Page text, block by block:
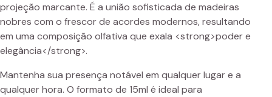
projeção marcante. É a união sofisticada de madeiras
nobres com o frescor de acordes modernos, resultando
em uma composição olfativa que exala <strong>poder e
elegância</strong>.
Mantenha sua presença notável em qualquer lugar e a
qualquer hora. O formato de 15ml é ideal para